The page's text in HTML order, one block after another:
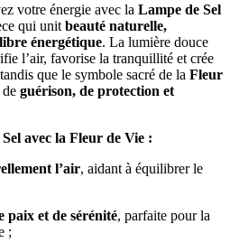
votre énergie avec la Lampe de Sel
qui unit beauté naturelle,
énergétique. La lumière douce
l’air, favorise la tranquillité et crée
que le symbole sacré de la Fleur
guérison, de protection et
avec la Fleur de Vie :
l’air, aidant à équilibrer le
paix et de sérénité, parfaite pour la
;